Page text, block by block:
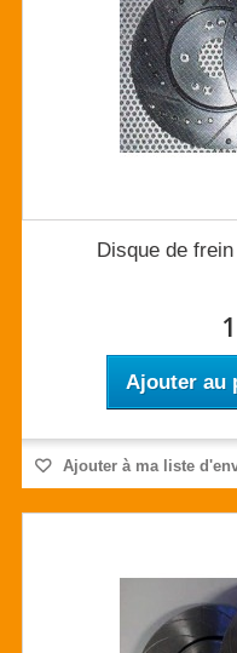
Disque de
Ajouter au
Ajouter à ma liste